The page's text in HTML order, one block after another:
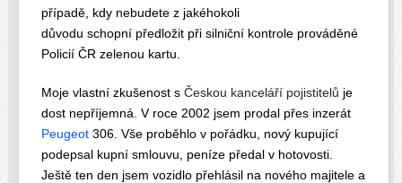
případě, kdy nebudete z jakéhokoli
důvodu schopní předložit při silniční kontrole prováděné
Policií ČR zelenou kartu.
Moje vlastní zkušenost s Českou kanceláří pojistitelů je
dost nepříjemná. V roce 2002 jsem prodal přes inzerát
Peugeot306. Vše proběhlo v pořádku, nový kupující
podepsal kupní smlouvu, peníze předal v hotovosti.
Ještě ten den jsem vozidlo přehlásil na nového majitele a